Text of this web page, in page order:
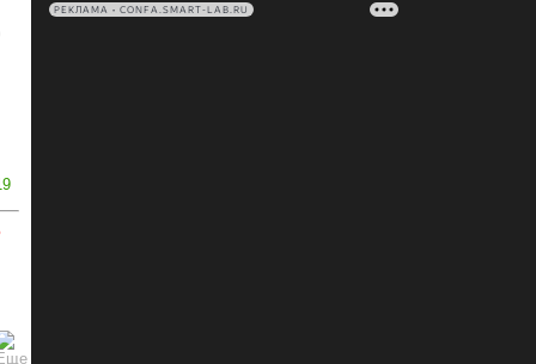
РЕКЛАМА • CONFA.SMART-LAB.RU